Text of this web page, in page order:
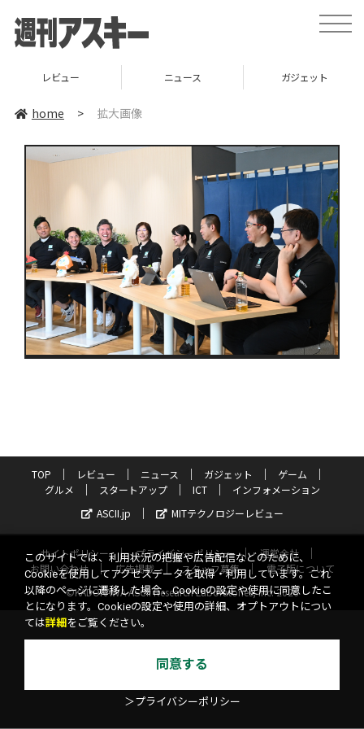
toggle
レビュー ニュース ガジェット
home > 拡大画像
TOP レビュー ニュース ガジェット
ゲーム
グルメ
スタートアップ ICT
インフォメーション
ASCII.jp
MITテクノロジーレビュー
サイトポリシー プライバシーポリシー
運営会社
お問い合わせ
広告掲載 スタッフ募集
電子版について
©KADOKAWA ASCII Research Laboratories, Inc. 2026
このサイトでは、利用状況の把握や広告配信などのために、
Cookieを使用してアクセスデータを取得・利用しています。これ
以降のページに遷移した場合、Cookieの設定や使用に同意したこ
とになります。Cookieの設定や使用の詳細、オプトアウトについ
ては詳細 をご覧ください。
同意する
＞プライバシーポリシー